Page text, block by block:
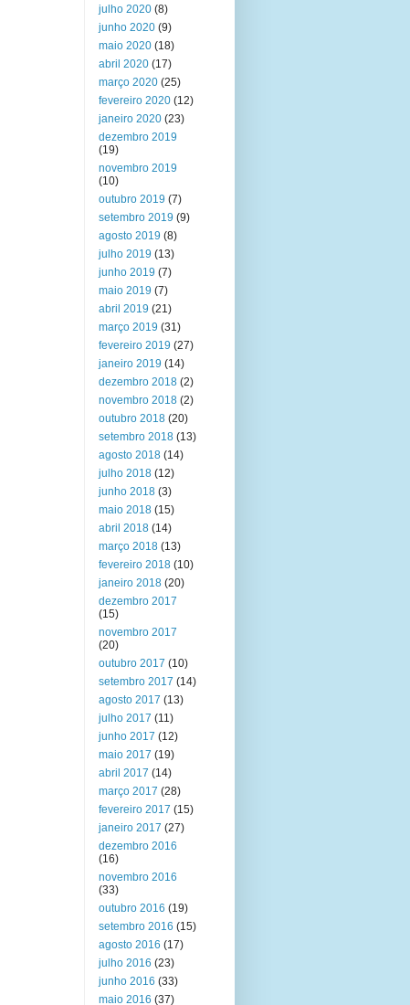
julho 2020 (8)
junho 2020 (9)
maio 2020 (18)
abril 2020 (17)
março 2020 (25)
fevereiro 2020 (12)
janeiro 2020 (23)
dezembro 2019
(19)
novembro 2019
(10)
outubro 2019 (7)
setembro 2019 (9)
agosto 2019 (8)
julho 2019 (13)
junho 2019 (7)
maio 2019 (7)
abril 2019 (21)
março 2019 (31)
fevereiro 2019 (27)
janeiro 2019 (14)
dezembro 2018 (2)
novembro 2018 (2)
outubro 2018 (20)
setembro 2018 (13)
agosto 2018 (14)
julho 2018 (12)
junho 2018 (3)
maio 2018 (15)
abril 2018 (14)
março 2018 (13)
fevereiro 2018 (10)
janeiro 2018 (20)
dezembro 2017
(15)
novembro 2017
(20)
outubro 2017 (10)
setembro 2017 (14)
agosto 2017 (13)
julho 2017 (11)
junho 2017 (12)
maio 2017 (19)
abril 2017 (14)
março 2017 (28)
fevereiro 2017 (15)
janeiro 2017 (27)
dezembro 2016
(16)
novembro 2016
(33)
outubro 2016 (19)
setembro 2016 (15)
agosto 2016 (17)
julho 2016 (23)
junho 2016 (33)
maio 2016 (37)